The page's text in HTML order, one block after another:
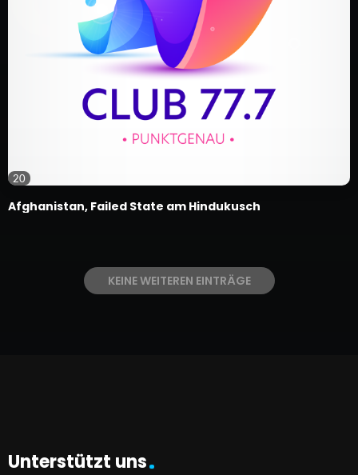
20
Afghanistan, Failed State am Hindukusch
KEINE WEITEREN EINTRÄGE
Unterstützt uns